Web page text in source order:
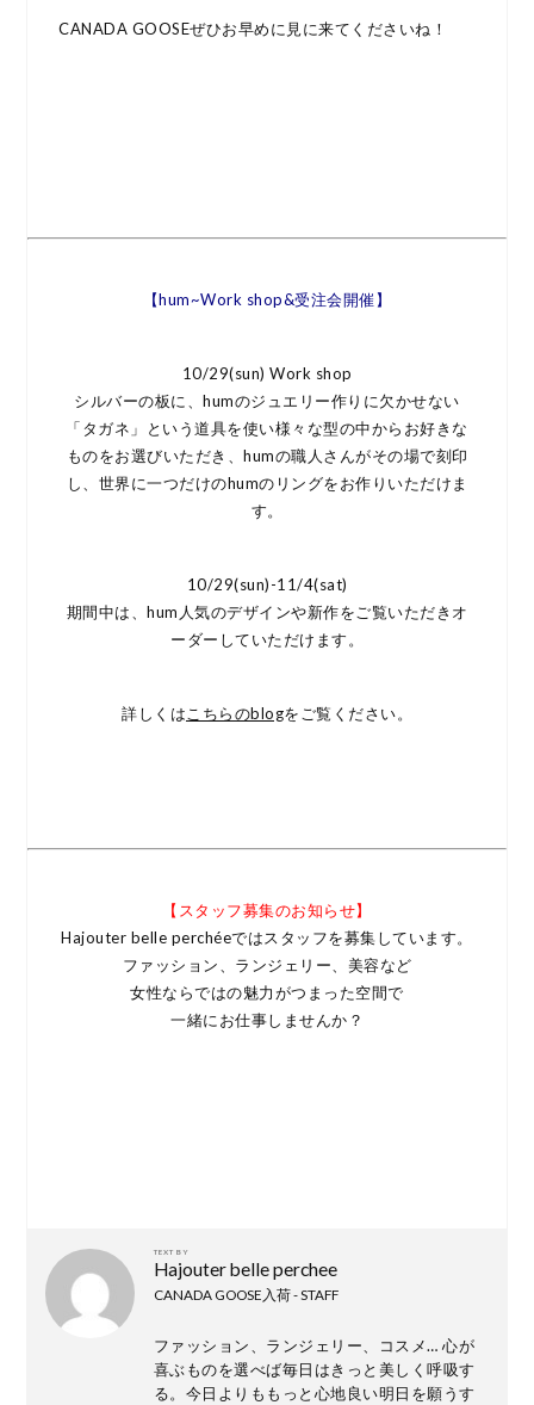
CANADA GOOSEぜひお早めに見に来てくださいね！
【hum~Work shop&受注会開催】
10/29(sun) Work shop
シルバーの板に、humのジュエリー作りに欠かせない
「タガネ」という道具を使い様々な型の中からお好きな
ものをお選びいただき、humの職人さんがその場で刻印
し、世界に一つだけのhumのリングをお作りいただけま
す。
10/29(sun)-11/4(sat)
期間中は、hum人気のデザインや新作をご覧いただきオ
ーダーしていただけます。
詳しくはこちらのblogをご覧ください。
【スタッフ募集のお知らせ】
Hajouter belle perchéeではスタッフを募集しています。
ファッション、ランジェリー、美容など
女性ならではの魅力がつまった空間で
一緒にお仕事しませんか？
TEXT BY
Hajouter belle perchee
CANADA GOOSE入荷 - STAFF
ファッション、ランジェリー、コスメ… 心が
喜ぶものを選べば毎日はきっと美しく呼吸す
る。今日よりももっと心地良い明日を願うす